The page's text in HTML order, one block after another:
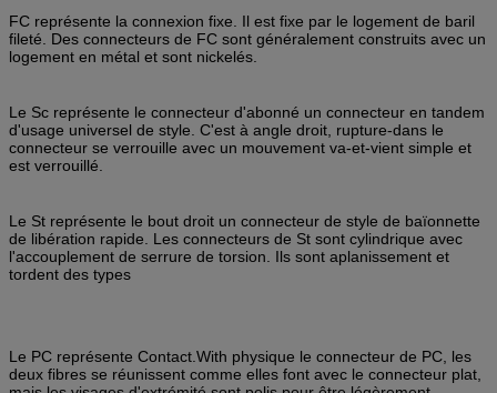
FC représente la connexion fixe. Il est fixe par le logement de baril
fileté. Des connecteurs de FC sont généralement construits avec un
logement en métal et sont nickelés.
Le Sc représente le connecteur d'abonné un connecteur en tandem
d'usage universel de style. C'est à angle droit, rupture-dans le
connecteur se verrouille avec un mouvement va-et-vient simple et
est verrouillé.
Le St représente le bout droit un connecteur de style de baïonnette
de libération rapide. Les connecteurs de St sont cylindrique avec
l'accouplement de serrure de torsion. Ils sont aplanissement et
tordent des types
Le PC représente Contact.With physique le connecteur de PC, les
deux fibres se réunissent comme elles font avec le connecteur plat,